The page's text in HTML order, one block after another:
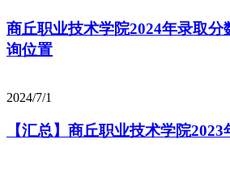
商丘职业技术学院2024年录取分
询位置
2024/7/1
【汇总】商丘职业技术学院